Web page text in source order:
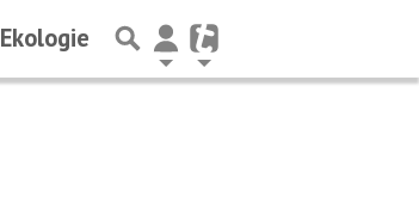
Ekologie